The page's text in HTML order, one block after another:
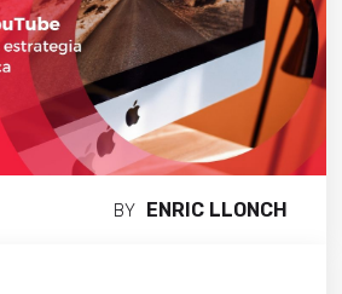
BY ENRIC LLONCH